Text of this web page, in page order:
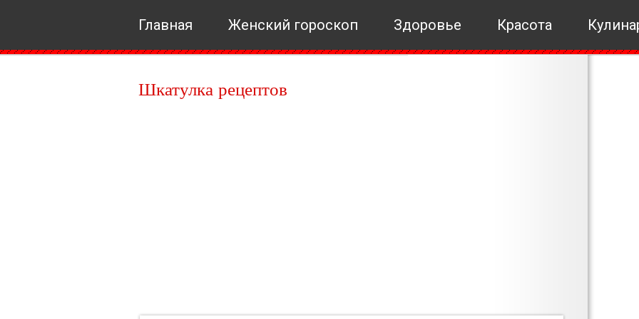
Главная Женский гороскоп Здоровье Красота
Шкатулка рецептов